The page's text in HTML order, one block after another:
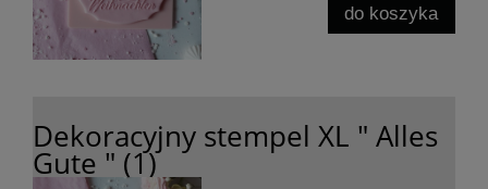
do koszyka
Dekoracyjny stempel XL " Alles
Gute " (1)